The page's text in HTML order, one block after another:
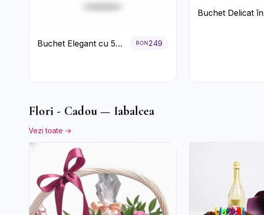
Buchet Elegant cu 5
RON 249
Buchet Delicat în
Flori - Cadou — Iabalcea
Vezi toate →